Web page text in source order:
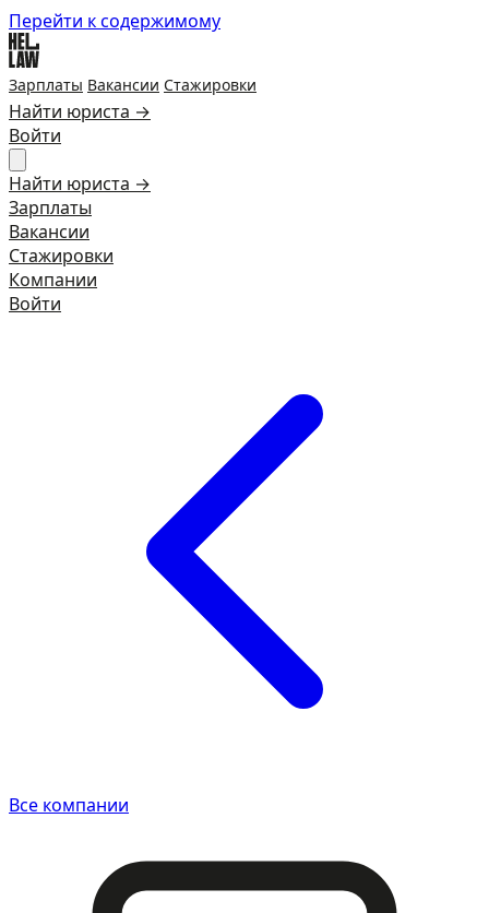
Перейти к содержимому
Зарплаты Вакансии Стажировки
Найти юриста →
Войти
Найти юриста →
Зарплаты
Вакансии
Стажировки
Компании
Войти
Все компании